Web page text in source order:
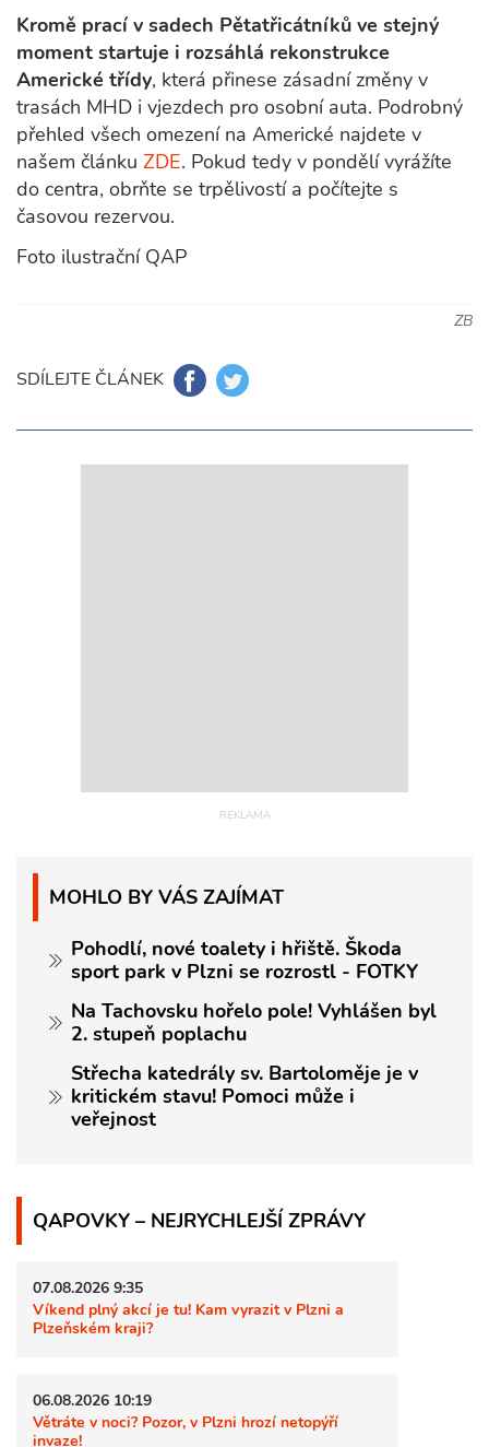
Kromě prací v sadech Pětatřicátníků ve stejný
moment startuje i rozsáhlá rekonstrukce
Americké třídy, která přinese zásadní změny v
trasách MHD i vjezdech pro osobní auta. Podrobný
přehled všech omezení na Americké najdete v
našem článku ZDE. Pokud tedy v pondělí vyrážíte
do centra, obrňte se trpělivostí a počítejte s
časovou rezervou.
Foto ilustrační QAP
ZB
SDÍLEJTE ČLÁNEK
MOHLO BY VÁS ZAJÍMAT
Pohodlí, nové toalety i hřiště. Škoda
sport park v Plzni se rozrostl - FOTKY
Na Tachovsku hořelo pole! Vyhlášen byl
2. stupeň poplachu
Střecha katedrály sv. Bartoloměje je v
kritickém stavu! Pomoci může i
veřejnost
QAPOVKY – NEJRYCHLEJŠÍ ZPRÁVY
07.08.2026 9:35
Víkend plný akcí je tu! Kam vyrazit v Plzni a
Plzeňském kraji?
06.08.2026 10:19
Větráte v noci? Pozor, v Plzni hrozí netopýří
invaze!